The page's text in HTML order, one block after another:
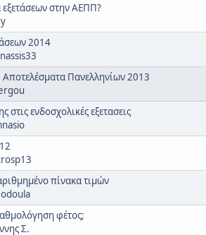
εξετάσεων στην ΑΕΠΠ?
2014
Πανελληνίων 2013
στις ενδοσχολικές εξετασεις
πίνακα τιμών
φέτος;
Σ.